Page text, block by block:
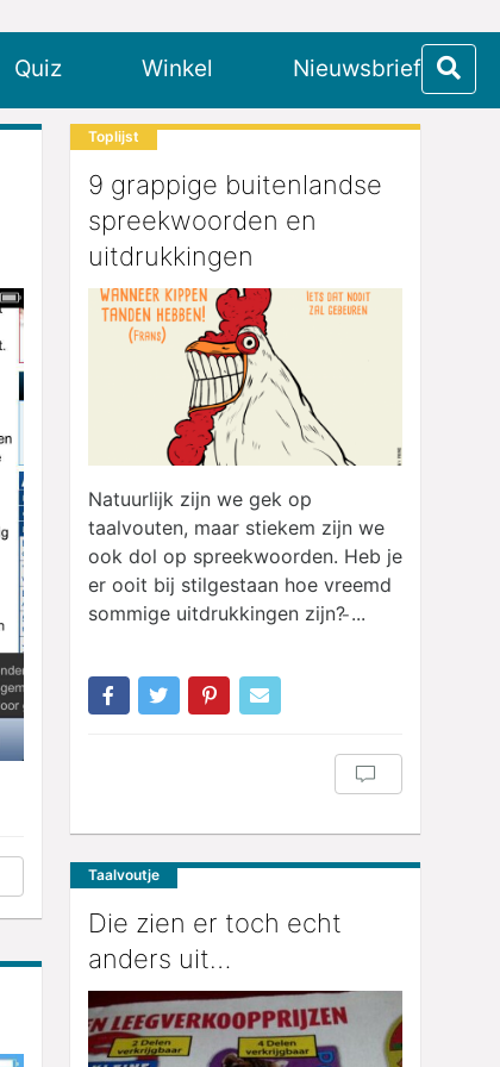
Quiz Winkel
Nieuwsbrief
Toplijst
9 grappige buitenlandse
spreekwoorden en
uitdrukkingen
Natuurlijk zijn we gek op
taalvouten, maar stiekem zijn we
ook dol op spreekwoorden. Heb je
er ooit bij stilgestaan hoe vreemd
sommige uitdrukkingen zijn? ̵...
Taalvoutje
Die zien er toch echt
anders uit…